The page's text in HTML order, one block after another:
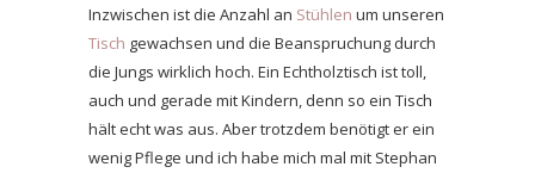
Inzwischen ist die Anzahl an Stühlen um unseren
Tisch gewachsen und die Beanspruchung durch
die Jungs wirklich hoch. Ein Echtholztisch ist toll,
auch und gerade mit Kindern, denn so ein Tisch
hält echt was aus. Aber trotzdem benötigt er ein
wenig Pflege und ich habe mich mal mit Stephan